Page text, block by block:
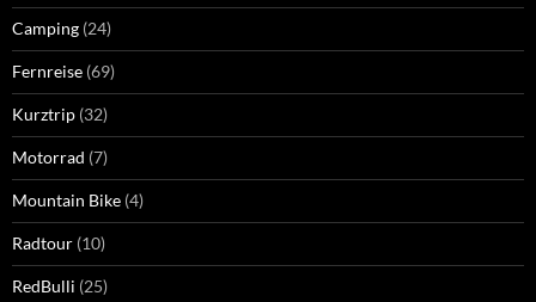
Camping (24)
Fernreise (69)
Kurztrip (32)
Motorrad (7)
Mountain Bike (4)
Radtour (10)
RedBulli (25)